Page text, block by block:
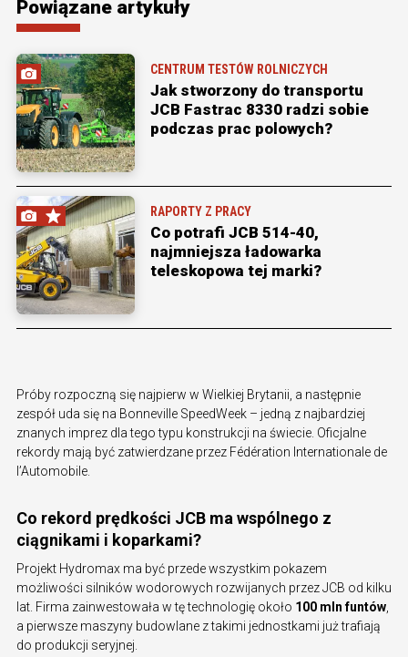
Powiązane artykuły
CENTRUM TESTÓW ROLNICZYCH
Jak stworzony do transportu
JCB Fastrac 8330 radzi sobie
podczas prac polowych?
RAPORTY Z PRACY
Co potrafi JCB 514-40,
najmniejsza ładowarka
teleskopowa tej marki?
Próby rozpoczną się najpierw w Wielkiej Brytanii, a następnie
zespół uda się na Bonneville SpeedWeek – jedną z najbardziej
znanych imprez dla tego typu konstrukcji na świecie. Oficjalne
rekordy mają być zatwierdzane przez Fédération Internationale de
l’Automobile.
Co rekord prędkości JCB ma wspólnego z
ciągnikami i koparkami?
Projekt Hydromax ma być przede wszystkim pokazem
możliwości silników wodorowych rozwijanych przez JCB od kilku
lat. Firma zainwestowała w tę technologię około 100 mln funtów,
a pierwsze maszyny budowlane z takimi jednostkami już trafiają
do produkcji seryjnej.